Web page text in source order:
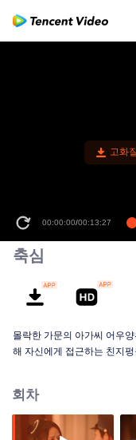
축심
몰락한 가문의 아가씨 어우
해 자신에게 접근하는 친지
회차